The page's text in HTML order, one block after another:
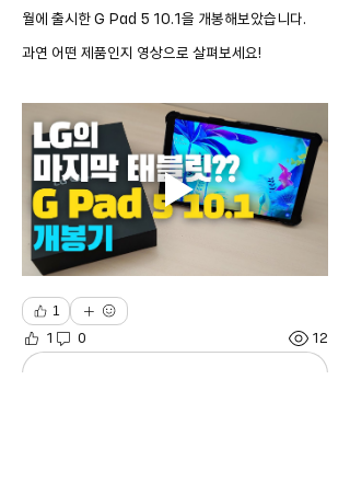
월에 출시한 G Pad 5 10.1을 개봉해보았습니다.
과연 어떤 제품인지 영상으로 살펴보세요!
1
1 0 12